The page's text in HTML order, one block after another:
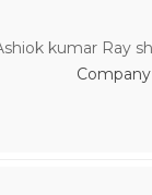
kumar Ray